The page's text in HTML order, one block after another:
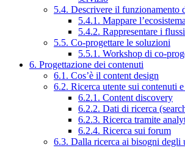
5.4. Descrivere il funzionamento
5.4.1. Mappare l’ecosistema
5.4.2. Rappresentare i
5.5. Co-progettare le soluzioni
5.5.1. Workshop di co-
6. Progettazione dei contenuti
6.1. Cos’è il content design
6.2. Ricerca utente sui contenuti
6.2.1. Content discovery
6.2.2. Dati di ricerca
6.2.3. Ricerca tramite
6.2.4. Ricerca sui forum
6.3. Dalla ricerca ai bisogni degli